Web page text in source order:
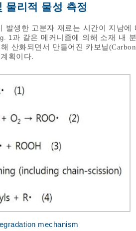
물리적 물성 측정
발생한 고분자 재료는 시간이 지남
1과 같은 메커니즘에 의해 소재 내
산화되면서 만들어진 카보닐
획이다.
mechanism